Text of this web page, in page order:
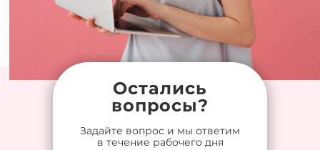
Остались
вопросы?
Задайте вопрос и мы ответим
в течение рабочего дня